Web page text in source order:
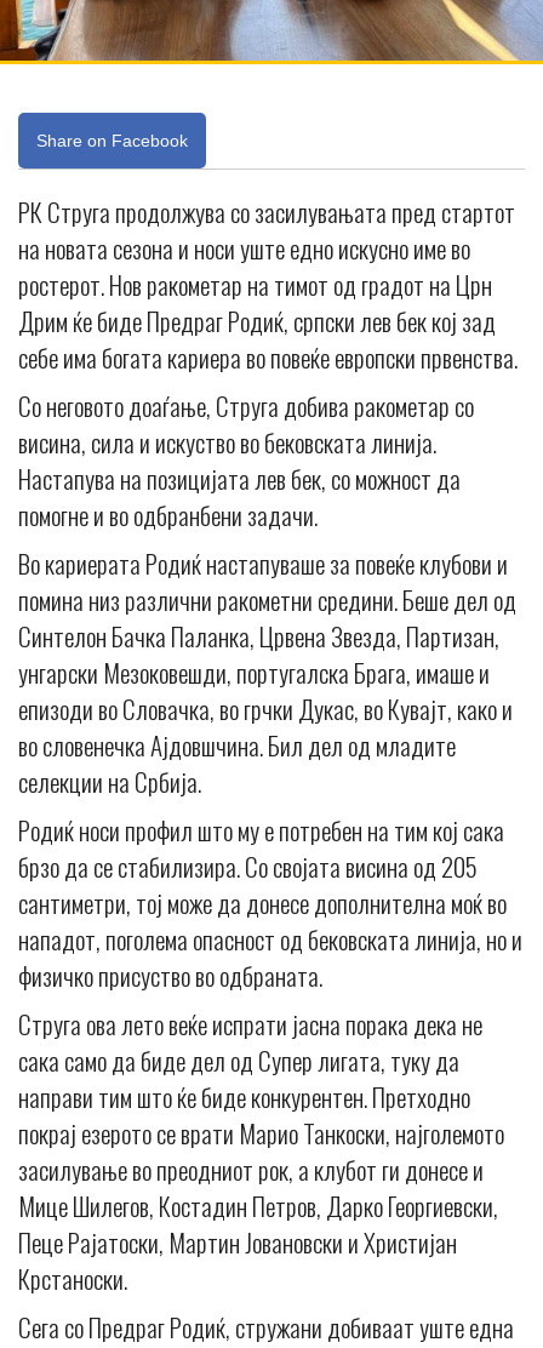
Share on Facebook
РК Струга продолжува со засилувањата пред стартот
на новата сезона и носи уште едно искусно име во
ростерот. Нов ракометар на тимот од градот на Црн
Дрим ќе биде Предраг Родиќ, српски лев бек кој зад
себе има богата кариера во повеќе европски првенства.
Со неговото доаѓање, Струга добива ракометар со
висина, сила и искуство во бековската линија.
Настапува на позицијата лев бек, со можност да
помогне и во одбранбени задачи.
Во кариерата Родиќ настапуваше за повеќе клубови и
помина низ различни ракометни средини. Беше дел од
Синтелон Бачка Паланка, Црвена Звезда, Партизан,
унгарски Мезоковешди, португалска Брага, имаше и
епизоди во Словачка, во грчки Дукас, во Кувајт, како и
во словенечка Ајдовшчина. Бил дел од младите
селекции на Србија.
Родиќ носи профил што му е потребен на тим кој сака
брзо да се стабилизира. Со својата висина од 205
сантиметри, тој може да донесе дополнителна моќ во
нападот, поголема опасност од бековската линија, но и
физичко присуство во одбраната.
Струга ова лето веќе испрати јасна порака дека не
сака само да биде дел од Супер лигата, туку да
направи тим што ќе биде конкурентен. Претходно
покрај езерото се врати Марио Танкоски, најголемото
засилување во преодниот рок, а клубот ги донесе и
Мице Шилегов, Костадин Петров, Дарко Георгиевски,
Пеце Рајатоски, Мартин Јовановски и Христијан
Крстаноски.
Сега со Предраг Родиќ, стружани добиваат уште една